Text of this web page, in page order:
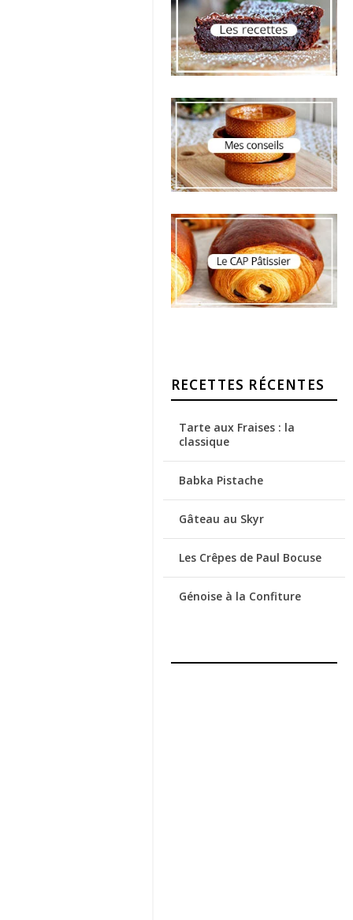
RECETTES RÉCENTES
Tarte aux Fraises : la
classique
Babka Pistache
Gâteau au Skyr
Les Crêpes de Paul Bocuse
Génoise à la Confiture